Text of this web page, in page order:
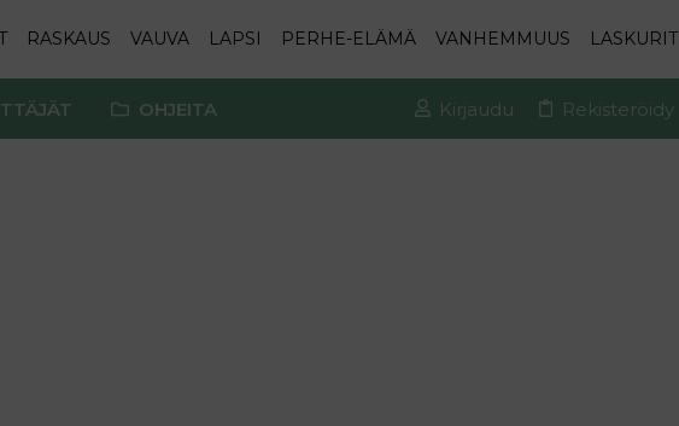
RASKAUS VAUVA LAPSI PERHE-ELÄMÄ VANHEMMUUS LASKURIT
OHJEITA Kirjaudu Rekisteröidy